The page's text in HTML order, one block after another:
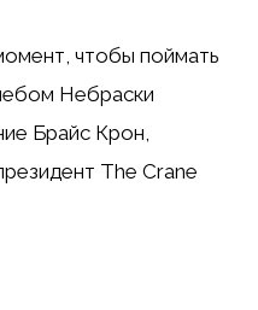
чтобы поймать
Небраски
Брайс Крон,
The Crane